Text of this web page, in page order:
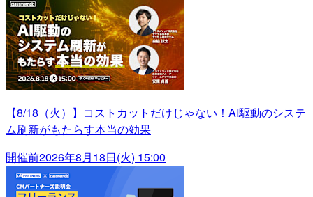
【8/18（火）】コストカットだけじゃない！AI駆動のシステ
ム刷新がもたらす本当の効果
開催前2026年8月18日(火) 15:00